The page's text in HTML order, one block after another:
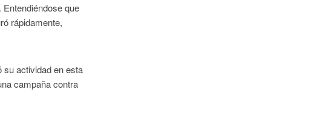
que
rápidamente,
su actividad en esta
campaña contra